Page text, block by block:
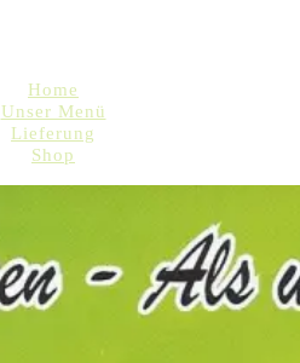
Home
Unser Menü
Lieferung
Shop